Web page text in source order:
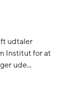
udtaler
Institut for at
ude...